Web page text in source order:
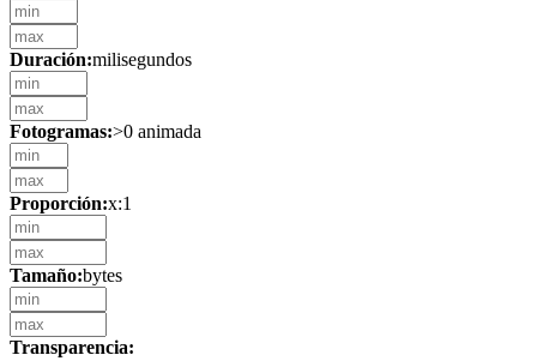
Duración:milisegundos
Fotogramas:>0 animada
Proporción:x:1
Tamaño:bytes
Transparencia: